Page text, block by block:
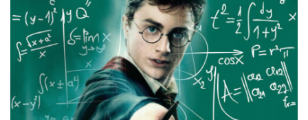
Ensemble Scolaire à
Civray (86)